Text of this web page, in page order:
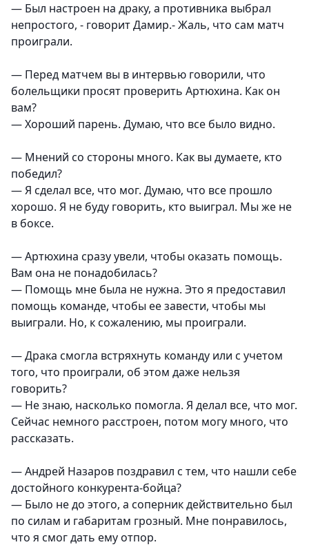
— Был настроен на драку, а противника выбрал
непростого, - говорит Дамир.- Жаль, что сам матч
проиграли.
— Перед матчем вы в интервью говорили, что
болельщики просят проверить Артюхина. Как он
вам?
— Хороший парень. Думаю, что все было видно.
— Мнений со стороны много. Как вы думаете, кто
победил?
— Я сделал все, что мог. Думаю, что все прошло
хорошо. Я не буду говорить, кто выиграл. Мы же не
в боксе.
— Артюхина сразу увели, чтобы оказать помощь.
Вам она не понадобилась?
— Помощь мне была не нужна. Это я предоставил
помощь команде, чтобы ее завести, чтобы мы
выиграли. Но, к сожалению, мы проиграли.
— Драка смогла встряхнуть команду или с учетом
того, что проиграли, об этом даже нельзя
говорить?
— Не знаю, насколько помогла. Я делал все, что мог.
Сейчас немного расстроен, потом могу много, что
рассказать.
— Андрей Назаров поздравил с тем, что нашли себе
достойного конкурента-бойца?
— Было не до этого, а соперник действительно был
по силам и габаритам грозный. Мне понравилось,
что я смог дать ему отпор.